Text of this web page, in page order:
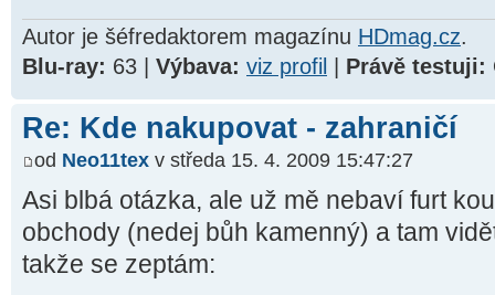
Autor je šéfredaktorem magazínu HDmag.cz.
Blu-ray: 63 | Výbava: viz profil Právě testuji:
Re: Kde nakupovat - zahraničí
od Neo11tex v středa 15. 4. 2009 15:47:27
Asi blbá otázka, ale už mě nebaví furt
obchody (nedej bůh kamenný) a tam
takže se zeptám: